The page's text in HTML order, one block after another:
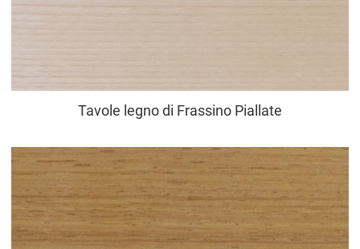
Tavole legno di Frassino Piallate